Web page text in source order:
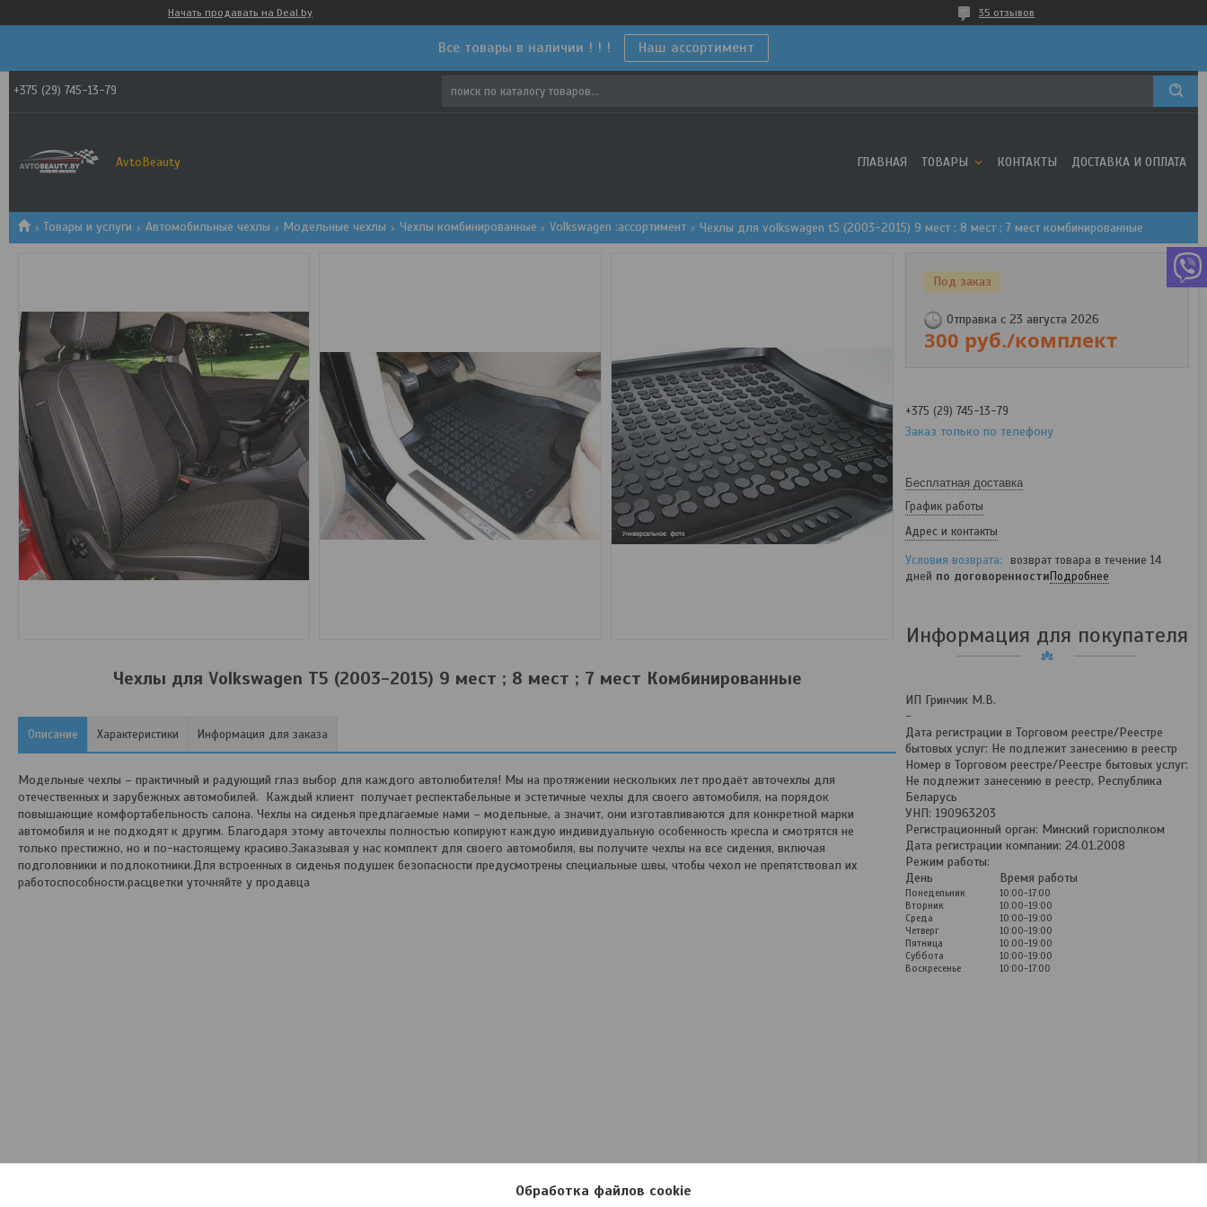
Начать продавать на Deal.by 35 отзывов
Все товары в наличии ! ! ! Наш ассортимент
+375 (29) 745-13-79
AvtoBeauty ГЛАВНАЯ ТОВАРЫ КОНТАКТЫ ДОСТАВКА И ОПЛАТА
Товары и услуги Автомобильные чехлы Модельные чехлы Чехлы комбинированные Volkswagen :ассортимент Чехлы для volkswagen t5 (2003-2015) 9 мест ; 8 мест ; 7 мест комбинированные
Чехлы для Volkswagen T5 (2003-2015) 9 мест ; 8 мест ; 7 мест Комбинированные
Описание Характеристики Информация для заказа
Модельные чехлы – практичный и радующий глаз выбор для каждого автолюбителя! Мы на протяжении нескольких лет продаёт авточехлы для
отечественных и зарубежных автомобилей. Каждый клиент получает респектабельные и эстетичные чехлы для своего автомобиля, на порядок
повышающие комфортабельность салона. Чехлы на сиденья предлагаемые нами – модельные, а значит, они изготавливаются для конкретной марки
автомобиля и не подходят к другим. Благодаря этому авточехлы полностью копируют каждую индивидуальную особенность кресла и смотрятся не
только престижно, но и по-настоящему красиво.Заказывая у нас комплект для своего автомобиля, вы получите чехлы на все сидения, включая
подголовники и подлокотники.Для встроенных в сиденья подушек безопасности предусмотрены специальные швы, чтобы чехол не препятствовал их
работоспособности.расцветки уточняйте у продавца
Под заказ
Отправка с 23 августа 2026
300 руб./комплект
+375 (29) 745-13-79
Заказ только по телефону
Бесплатная доставка
График работы
Адрес и контакты
возврат товара в течение 14
дней по договоренностиПодробнее
Информация для покупателя
ИП Гринчик М.В.
-
Дата регистрации в Торговом реестре/Реестре
бытовых услуг: Не подлежит занесению в реестр
Номер в Торговом реестре/Реестре бытовых услуг:
Не подлежит занесению в реестр, Республика
Беларусь
УНП: 190963203
Регистрационный орган: Минский горисполком
Дата регистрации компании: 24.01.2008
Режим работы:
День
Время работы
Понедельник
10:00-17:00
Вторник
10:00-19:00
Среда
10:00-19:00
Четверг
10:00-19:00
Пятница
10:00-19:00
Суббота
10:00-19:00
Воскресенье
10:00-17:00
Обработка файлов cookie